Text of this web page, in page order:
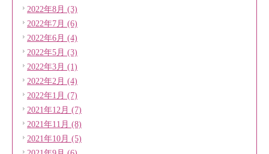
2022年8月 (3)
2022年7月 (6)
2022年6月 (4)
2022年5月 (3)
2022年3月 (1)
2022年2月 (4)
2022年1月 (7)
2021年12月 (7)
2021年11月 (8)
2021年10月 (5)